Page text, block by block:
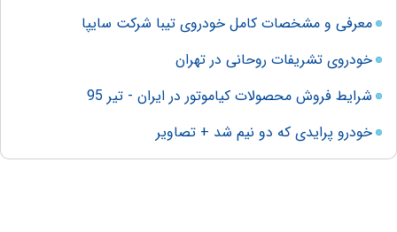
معرفی و مشخصات کامل خودروی تیبا شرکت سایپا
خودروی تشریفات روحانی در تهران
شرایط فروش محصولات کیاموتور در ایران - تیر 95
خودرو پرایدی که دو نیم شد + تصاویر